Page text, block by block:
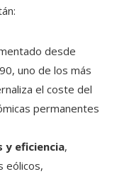
desde
uno de los más
el coste del
permanentes
y eficiencia,
eólicos,